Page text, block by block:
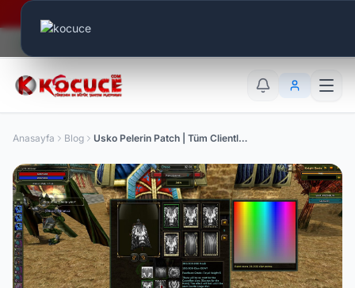
Anasayfa Blog Usko Pelerin Patch | Tüm Clientlere Uygun